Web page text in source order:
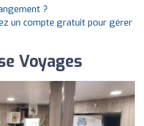
?
un compte gratuit pour gérer
Voyages